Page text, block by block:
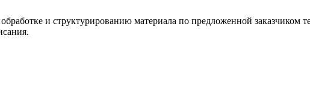
и структурированию материала по предложенной заказчиком